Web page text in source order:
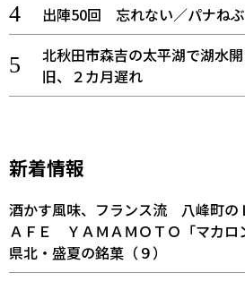
出陣50回 忘れない／パナね
北秋田市森吉の太平湖で湖水
旧、２カ月遅れ
新着情報
酒かす風味、フランス流 八峰町
ＡＦＥ ＹＡＭＡＭＯＴＯ「マカロ
県北・盛夏の銘菓（９）